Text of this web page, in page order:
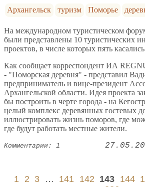
Архангельск туризм Поморье
На международном туристическом
были представлены 10 туристических
проектов, в числе которых пять
Как сообщает корреспондент ИА
- "Поморская деревня" - представил
предприниматель и вице-президент
Архангельской области. Идея проекта
бы построить в черте города - на
целый комплекс деревянных гостевых
иллюстрировать жизнь поморов, где
где будут работать местные жители.
Комментарии: 1
1 2 3 … 141 142 143 144